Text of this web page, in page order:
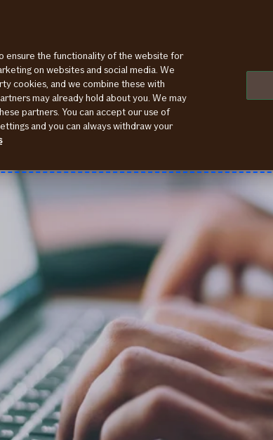
ensure the functionality of the website for
on websites and social media. We
cookies, and we combine these with
may already hold about you. We may
partners. You can accept our use of
and you can always withdraw your